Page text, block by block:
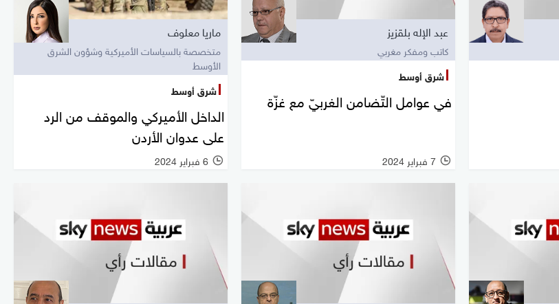
عبد الإله بلقزيز
كاتب ومفكر مغربي
شرق أوسط
في عوامل التّضامن الغربيّ مع غزّة
7 فبراير 2024
ماريا معلوف
متخصصة بالسياسات الأميركية وشؤون الشرق
الأوسط
شرق أوسط
الداخل الأميركي والموقف من الرد
على عدوان الأردن
6 فبراير 2024